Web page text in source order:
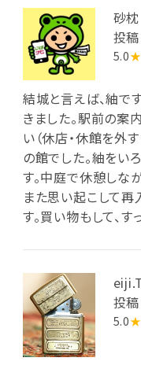
砂枕
投
5.0
結城と言えば、紬で
きました。駅前の案
い（休店・休館を外
の館でした。紬をい
す。中庭で休憩しな
また思い起こして再
す。買い物もして、
投
5.0